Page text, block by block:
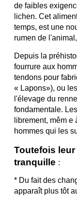
de faibles
lichen. Cet
temps, est une
rumen de
Depuis la
fourrure aux
tendons pour
« Lapons»), ou
l'élevage du
fondamentale.
librement, mêm
hommes qui les
Toutefois
tranquille :
* Du fait des
apparaît plus tôt